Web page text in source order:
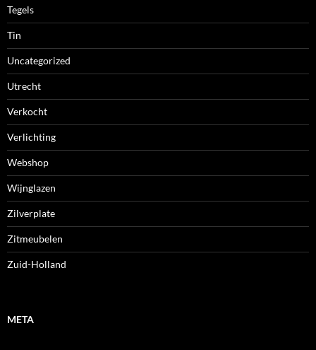
Tegels
Tin
Uncategorized
Utrecht
Verkocht
Verlichting
Webshop
Wijnglazen
Zilverplate
Zitmeubelen
Zuid-Holland
META